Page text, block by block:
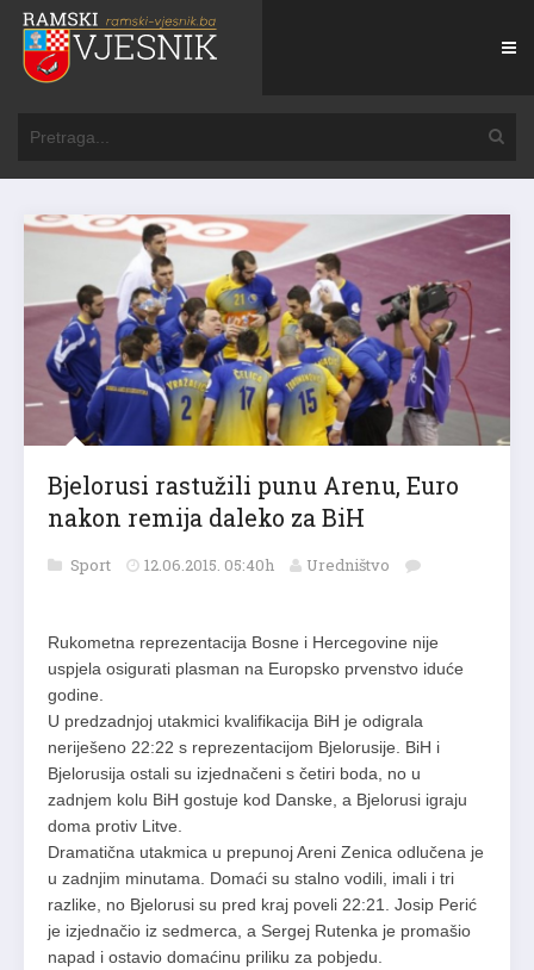
Bjelorusi rastužili punu Arenu, Euro
nakon remija daleko za BiH
Sport 12.06.2015. 05:40h Uredništvo
Rukometna reprezentacija Bosne i Hercegovine nije
uspjela osigurati plasman na Europsko prvenstvo iduće
godine.
U predzadnjoj utakmici kvalifikacija BiH je odigrala
neriješeno 22:22 s reprezentacijom Bjelorusije. BiH i
Bjelorusija ostali su izjednačeni s četiri boda, no u
zadnjem kolu BiH gostuje kod Danske, a Bjelorusi igraju
doma protiv Litve.
Dramatična utakmica u prepunoj Areni Zenica odlučena je
u zadnjim minutama. Domaći su stalno vodili, imali i tri
razlike, no Bjelorusi su pred kraj poveli 22:21. Josip Perić
je izjednačio iz sedmerca, a Sergej Rutenka je promašio
napad i ostavio domaćinu priliku za pobjedu.